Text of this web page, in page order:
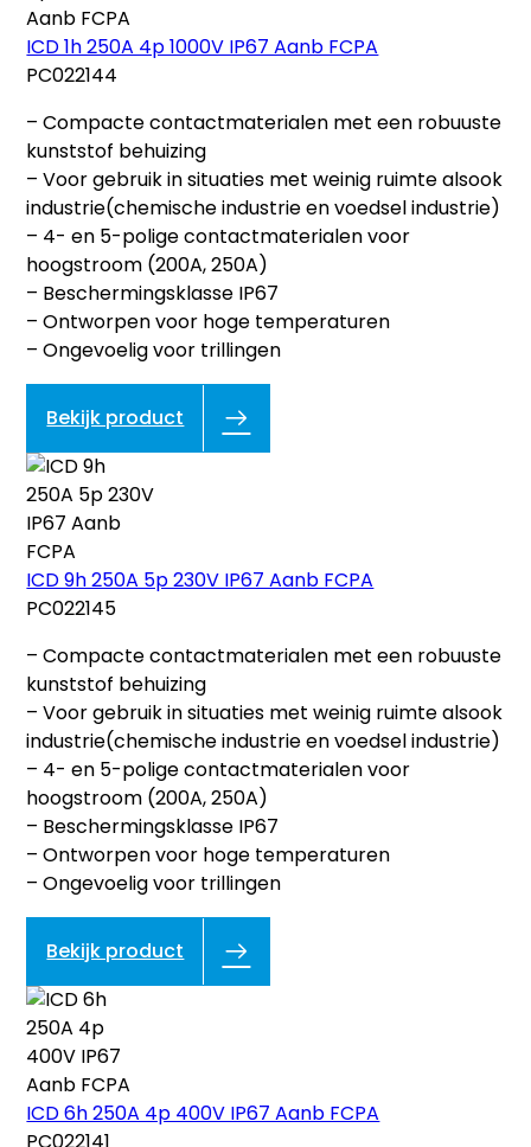
ICD 1h 250A 4p 1000V IP67 Aanb FCPA
PC022144
– Compacte contactmaterialen met een robuuste
kunststof behuizing
– Voor gebruik in situaties met weinig ruimte alsook
industrie(chemische industrie en voedsel industrie)
– 4- en 5-polige contactmaterialen voor
hoogstroom (200A, 250A)
– Beschermingsklasse IP67
– Ontworpen voor hoge temperaturen
– Ongevoelig voor trillingen
Bekijk product
ICD 9h 250A 5p 230V IP67 Aanb FCPA
PC022145
– Compacte contactmaterialen met een robuuste
kunststof behuizing
– Voor gebruik in situaties met weinig ruimte alsook
industrie(chemische industrie en voedsel industrie)
– 4- en 5-polige contactmaterialen voor
hoogstroom (200A, 250A)
– Beschermingsklasse IP67
– Ontworpen voor hoge temperaturen
– Ongevoelig voor trillingen
Bekijk product
ICD 6h 250A 4p 400V IP67 Aanb FCPA
PC022141